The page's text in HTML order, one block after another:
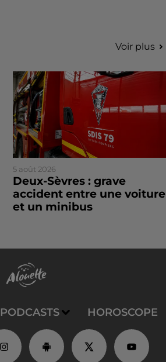
Voir plus
5 août 2026
Deux-Sèvres : grave
accident entre une voiture
et un minibus
PODCASTS HOROSCOPE